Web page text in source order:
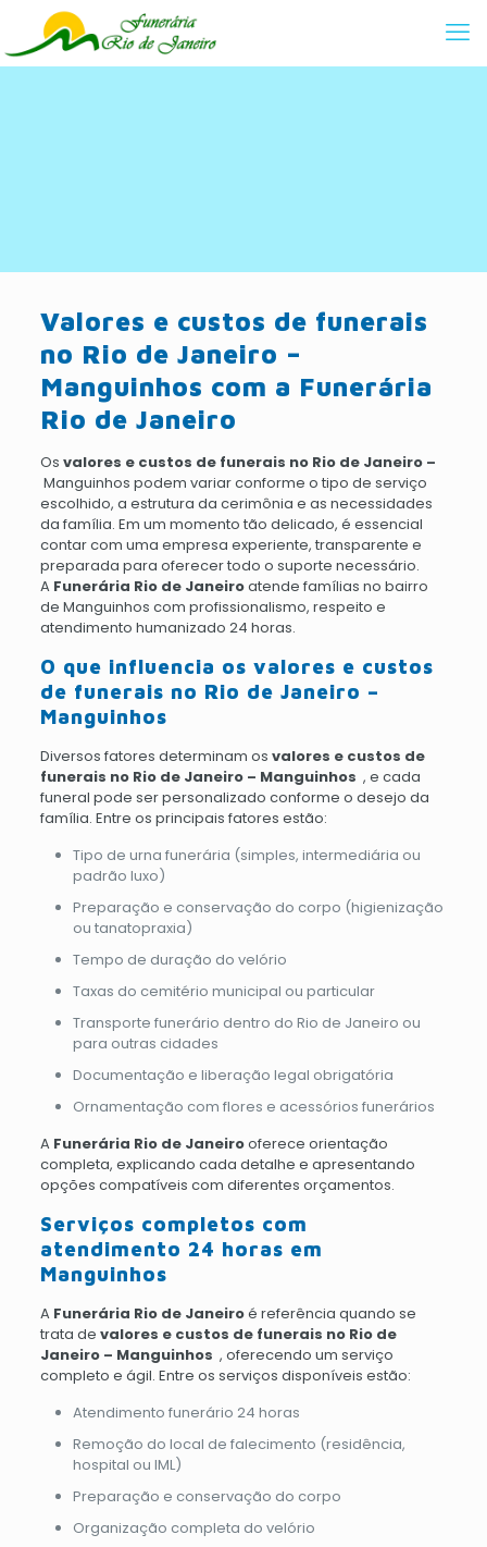
Valores e custos de funerais
no Rio de Janeiro –
Manguinhos com a Funerária
Rio de Janeiro
Os valores e custos de funerais no Rio de Janeiro –
Manguinhos podem variar conforme o tipo de serviço
escolhido, a estrutura da cerimônia e as necessidades
da família. Em um momento tão delicado, é essencial
contar com uma empresa experiente, transparente e
preparada para oferecer todo o suporte necessário.
A Funerária Rio de Janeiroatende famílias no bairro
de Manguinhos com profissionalismo, respeito e
atendimento humanizado 24 horas.
O que influencia os valores e custos
de funerais no Rio de Janeiro –
Manguinhos
Diversos fatores determinam os valores e custos de
funerais no Rio de Janeiro – Manguinhos , e cada
funeral pode ser personalizado conforme o desejo da
família. Entre os principais fatores estão:
Tipo de urna funerária (simples, intermediária ou
padrão luxo)
Preparação e conservação do corpo (higienização
ou tanatopraxia)
Tempo de duração do velório
Taxas do cemitério municipal ou particular
Transporte funerário dentro do Rio de Janeiro ou
para outras cidades
Documentação e liberação legal obrigatória
Ornamentação com flores e acessórios funerários
A Funerária Rio de Janeirooferece orientação
completa, explicando cada detalhe e apresentando
opções compatíveis com diferentes orçamentos.
Serviços completos com
atendimento 24 horas em
Manguinhos
A Funerária Rio de Janeiroé referência quando se
trata de valores e custos de funerais no Rio de
Janeiro – Manguinhos , oferecendo um serviço
completo e ágil. Entre os serviços disponíveis estão:
Atendimento funerário 24 horas
Remoção do local de falecimento (residência,
hospital ou IML)
Preparação e conservação do corpo
Organização completa do velório